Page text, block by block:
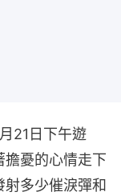
21日下午遊
憂的心情走下
多少催淚彈和